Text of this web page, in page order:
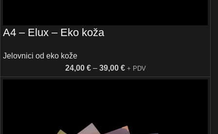
A4 – Elux – Eko koža
Jelovnici od eko kože
24,00 € – 39,00 € + PDV